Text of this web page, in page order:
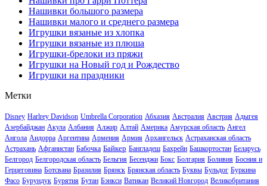
Нашивки большого размера
Нашивки малого и среднего размера
Игрушки вязаные из хлопка
Игрушки вязаные из плюша
Игрушки-брелоки из пряжи
Игрушки на Новый год и Рождество
Игрушки на праздники
Метки
Disney Harlrey Davidson Umbrella Corporation Абхазия Австралия Австрия Адыгея
Азербайджан Акула Албания Алжир Алтай Америка Амурская область Ангел
Ангола Андорра Аргентина Армения Армия Архангельск Астраханская область
Астрахань Афганистан Бабочка Байкер Бангладеш Бахрейн Башкортостан Беларусь
Белгород Белгородская область Бельгия Бесенджи Бокс Болгария Боливия Босния и
Герцеговина Ботсвана Бразилия Брянск Брянская область Буквы Бульдог Буркина
Фасо Бурундук Бурятия Бутан Бэнкси Ватикан Великий Новгород Великобритания